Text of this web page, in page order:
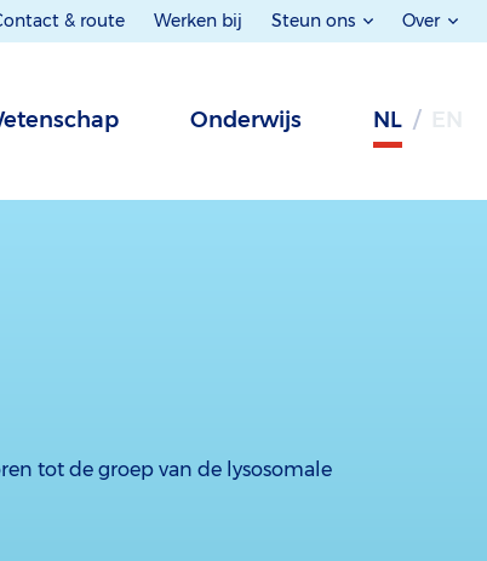
& route Werken bij Steun ons Over
Onderwijs NL
tot de groep van de lysosomale